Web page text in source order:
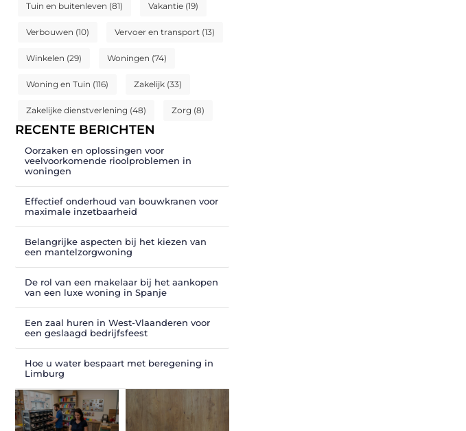
Tuin en buitenleven (81) Vakantie (19)
Verbouwen (10) Vervoer en transport (13)
Winkelen (29) Woningen (74)
Woning en Tuin (116) Zakelijk (33)
Zakelijke dienstverlening (48) Zorg (8)
RECENTE BERICHTEN
Oorzaken en oplossingen voor
veelvoorkomende rioolproblemen in
woningen
Effectief onderhoud van bouwkranen voor
maximale inzetbaarheid
Belangrijke aspecten bij het kiezen van
een mantelzorgwoning
De rol van een makelaar bij het aankopen
van een luxe woning in Spanje
Een zaal huren in West-Vlaanderen voor
een geslaagd bedrijfsfeest
Hoe u water bespaart met beregening in
Limburg